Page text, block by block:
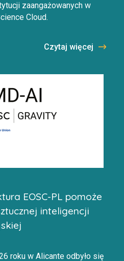
zaangażowanych w
Cloud.
Czytaj więcej
EOSC-PL pomoże
inteligencji
roku w Alicante odbyło się